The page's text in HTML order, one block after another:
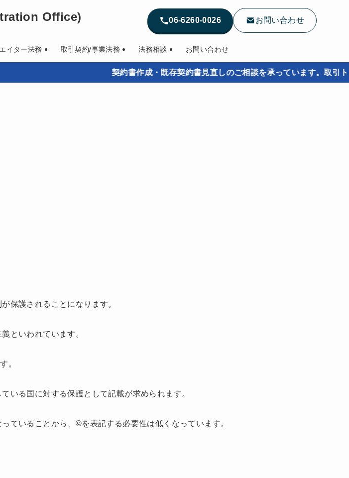
Office)
イター法務 取引契約/事業法務 法務相談 お問い合わせ
06-6260-0026 お問い合わせ
契約書作成・既存契約書見直しのご相談を承っています。取引トラ
保護されることになります。
といわれています。
。
いる国に対する保護として記載が求められます。
ていることから、©を表記する必要性は低くなっています。